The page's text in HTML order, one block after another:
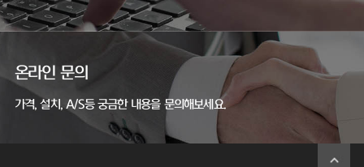
온라인 문의
가격, 설치, A/S등 궁금한 내용을 문의해보세요.